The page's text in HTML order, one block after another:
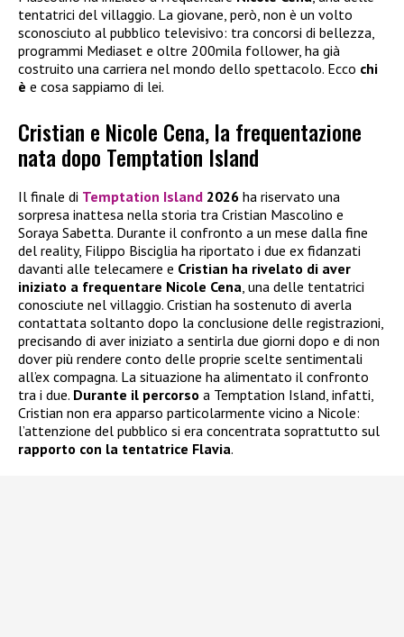
tentatrici del villaggio. La giovane, però, non è un volto
sconosciuto al pubblico televisivo: tra concorsi di bellezza,
programmi Mediaset e oltre 200mila follower, ha già
costruito una carriera nel mondo dello spettacolo. Ecco chi
è e cosa sappiamo di lei.
Cristian e Nicole Cena, la frequentazione
nata dopo Temptation Island
Il finale di Temptation Island 2026 ha riservato una
sorpresa inattesa nella storia tra Cristian Mascolino e
Soraya Sabetta. Durante il confronto a un mese dalla fine
del reality, Filippo Bisciglia ha riportato i due ex fidanzati
davanti alle telecamere e Cristian ha rivelato di aver
iniziato a frequentare Nicole Cena, una delle tentatrici
conosciute nel villaggio. Cristian ha sostenuto di averla
contattata soltanto dopo la conclusione delle registrazioni,
precisando di aver iniziato a sentirla due giorni dopo e di non
dover più rendere conto delle proprie scelte sentimentali
all’ex compagna. La situazione ha alimentato il confronto
tra i due. Durante il percorso a Temptation Island, infatti,
Cristian non era apparso particolarmente vicino a Nicole:
l’attenzione del pubblico si era concentrata soprattutto sul
rapporto con la tentatrice Flavia.